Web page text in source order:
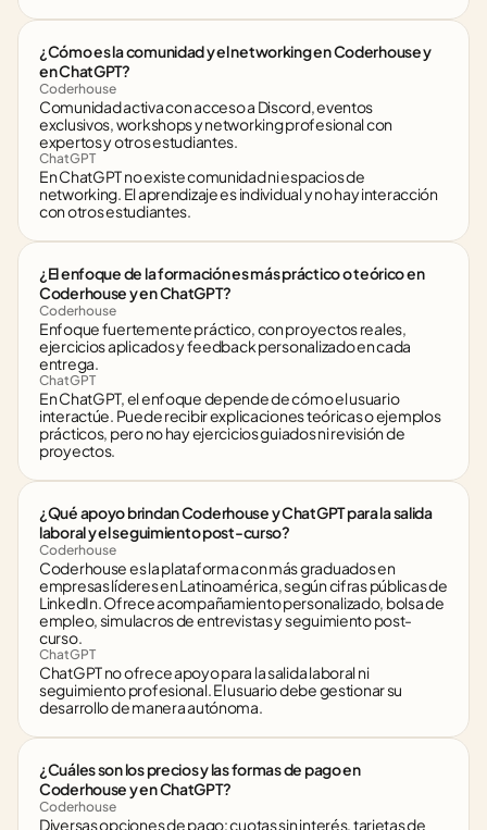
¿Cómo es la comunidad y el networking en Coderhouse y
en ChatGPT?
Coderhouse
Comunidad activa con acceso a Discord, eventos
exclusivos, workshops y networking profesional con
expertos y otros estudiantes.
ChatGPT
En ChatGPT no existe comunidad ni espacios de
networking. El aprendizaje es individual y no hay interacción
con otros estudiantes.
¿El enfoque de la formación es más práctico o teórico en
Coderhouse y en ChatGPT?
Coderhouse
Enfoque fuertemente práctico, con proyectos reales,
ejercicios aplicados y feedback personalizado en cada
entrega.
ChatGPT
En ChatGPT, el enfoque depende de cómo el usuario
interactúe. Puede recibir explicaciones teóricas o ejemplos
prácticos, pero no hay ejercicios guiados ni revisión de
proyectos.
¿Qué apoyo brindan Coderhouse y ChatGPT para la salida
laboral y el seguimiento post-curso?
Coderhouse
Coderhouse es la plataforma con más graduados en
empresas líderes en Latinoamérica, según cifras públicas de
LinkedIn. Ofrece acompañamiento personalizado, bolsa de
empleo, simulacros de entrevistas y seguimiento post-
curso.
ChatGPT
ChatGPT no ofrece apoyo para la salida laboral ni
seguimiento profesional. El usuario debe gestionar su
desarrollo de manera autónoma.
¿Cuáles son los precios y las formas de pago en
Coderhouse y en ChatGPT?
Coderhouse
Diversas opciones de pago: cuotas sin interés, tarjetas de